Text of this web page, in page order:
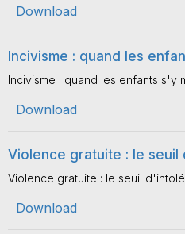
Download
Incivisme : quand les
Incivisme : quand les enfants s'y
Download
Violence gratuite : le seuil
Violence gratuite : le seuil
Download